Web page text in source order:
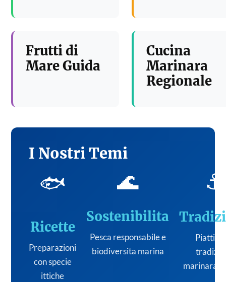
Frutti di
Mare Guida
Cucina
Marinara
Regionale
I Nostri Temi
🐟
Ricette
Preparazioni
con specie
ittiche
🌊
Sostenibilita
Pesca responsabile e
biodiversita marina
⚓
Piatti
marinara